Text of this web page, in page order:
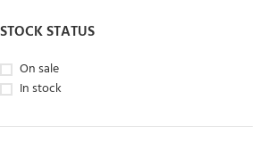
STOCK STATUS
On sale
In stock